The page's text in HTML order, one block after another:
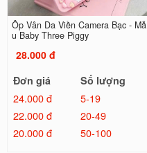
Ốp Vân Da Viền Camera Bạc - Mẫ
u Baby Three Piggy
28.000 đ
Đơn giá
Số lượng
24.000 đ
5-19
22.000 đ
20-49
20.000 đ
50-100